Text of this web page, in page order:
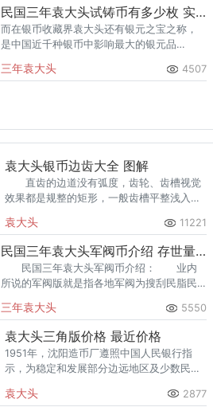
重量，自能辨别真伪。
民国三年袁大头试铸币有多少枚 实属罕见
而在银币收藏界袁大头还有银元之宝之称，
是中国近千种银币中影响最大的银元品
更为“废两改圆”打下了坚实的基础，极具收藏
三年袁大头 4507
袁大头银币边齿大全 图解
直齿的边道没有弧度，齿轮、齿槽视觉
效果都是规整的矩形，一般齿槽平整浅入浅
下图是枚假币
袁大头 11221
民国三年袁大头军阀币介绍 存世量很稀少
民国三年袁大头军阀币介绍： 业内
所说的军阀版就是指各地军阀为搜刮民脂民
制银币模具铸造，在一定范围内流通的银
币。
三年袁大头 5550
袁大头三角版价格 最近价格
1951年，沈阳造币厂遵照中国人民银行指
示，为稳定和发展部分边远地区及少数民族
两批袁大头银币，即为袁大头O版和O版三角
袁大头 2877